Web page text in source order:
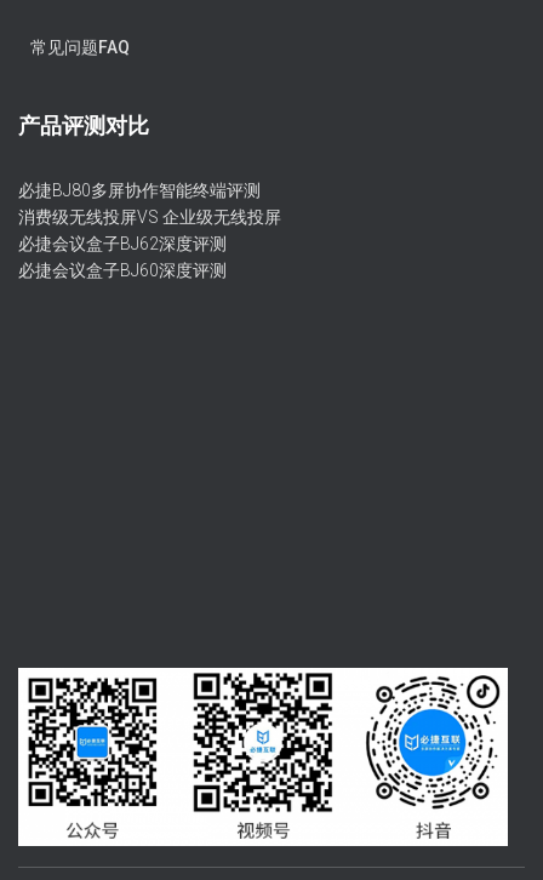
常见问题FAQ
产品评测对比
必捷BJ80多屏协作智能终端评测
消费级无线投屏VS 企业级无线投屏
必捷会议盒子BJ62深度评测
必捷会议盒子BJ60深度评测